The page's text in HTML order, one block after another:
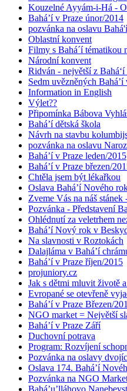
Kouzelné Ayyám-i-Há -
Bahá’í v Praze únor/2014
pozvánka na oslavu
Oblastní konvent
Filmy s Bahá´í tématikou
Národní konvent
Ridván - největší z Bahá‘í
Sedm uvězněných
Information in English
Výlet??
Připomínka Bábova
Bahá’í dětská škola
Návrh na stavbu
pozvánka na oslavu
Bahá’í v Praze leden/2015
Bahá’í v Praze březen/
Chtěla jsem být lékařkou
Oslava Bahá’í Nového
Zveme Vás na náš
Pozvánka - Představení
Ohlédnutí za veletrhem
Bahá’í Nový rok v
Na slavnosti v Roztokách
Dalajláma v Bahá’í
Bahá’í v Praze říjen/2015
projuniory.cz
Jak s dětmi mluvit životě
Evropané se otevřeně
Bahá’í v Praze Březen/
NGO market = Největší
Bahá’í v Praze Září
Duchovní potrava
Program: Rozvíjení
Pozvánka na oslavy
Oslava 174. Bahá’í
Pozvánka na NGO
Bahá’u’lláhovo